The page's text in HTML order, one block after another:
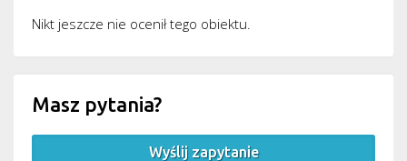
Nikt jeszcze nie ocenił tego obiektu.
Masz pytania?
Wyślij zapytanie